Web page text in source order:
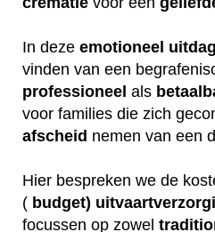
In deze emotioneel
vinden van een
professioneel als
voor families die zich
afscheid nemen van een
Hier bespreken we de
( budget)
focussen op zowel